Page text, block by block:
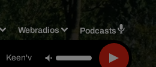
Webradios Podcasts
Keen'v